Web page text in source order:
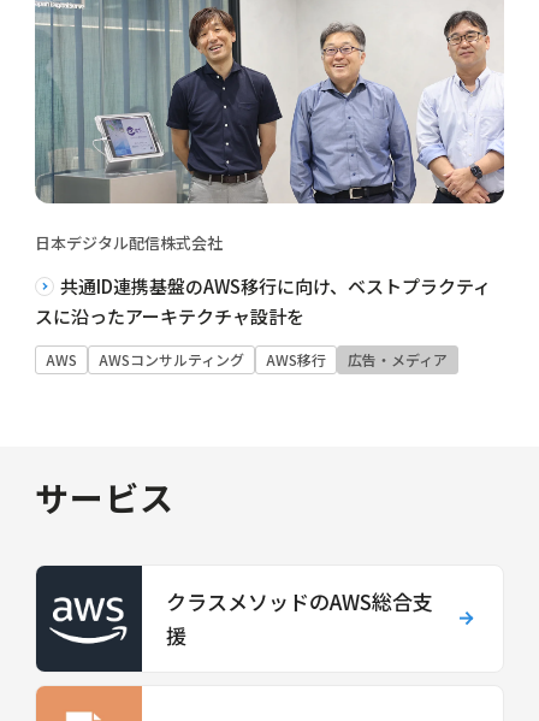
日本デジタル配信株式会社
共通ID連携基盤のAWS移行に向け、ベストプラクティ
スに沿ったアーキテクチャ設計を
AWS AWSコンサルティング AWS移行 広告・メディア
サービス
クラスメソッドのAWS総合支
援